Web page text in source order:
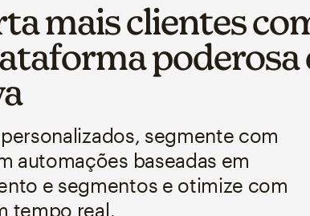
mais clientes
poderosa
segmente com
automações baseadas em
e segmentos e otimize com
tempo real.